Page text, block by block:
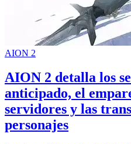
AION 2
AION 2 detalla los
anticipado, el
servidores y las
personajes